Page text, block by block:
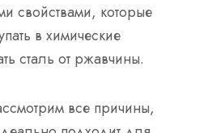
свойствами, которые
в химические
сталь от ржавчины.
все причины,